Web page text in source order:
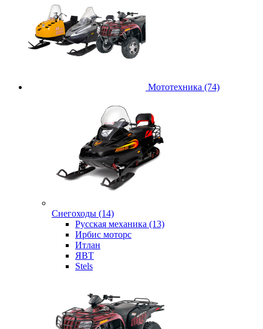
Мототехника (74)
Снегоходы (14)
Русская механика (13)
Ирбис моторс
Итлан
ЯВТ
Stels